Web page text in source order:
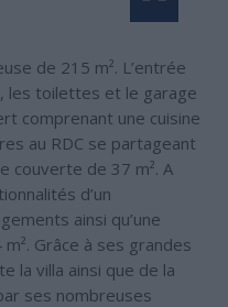
de 215 m². L’entrée
les toilettes et le garage
comprenant une cuisine
au RDC se partageant
couverte de 37 m². A
d’un
ainsi qu’une
Grâce à ses grandes
la villa ainsi que de la
ses nombreuses